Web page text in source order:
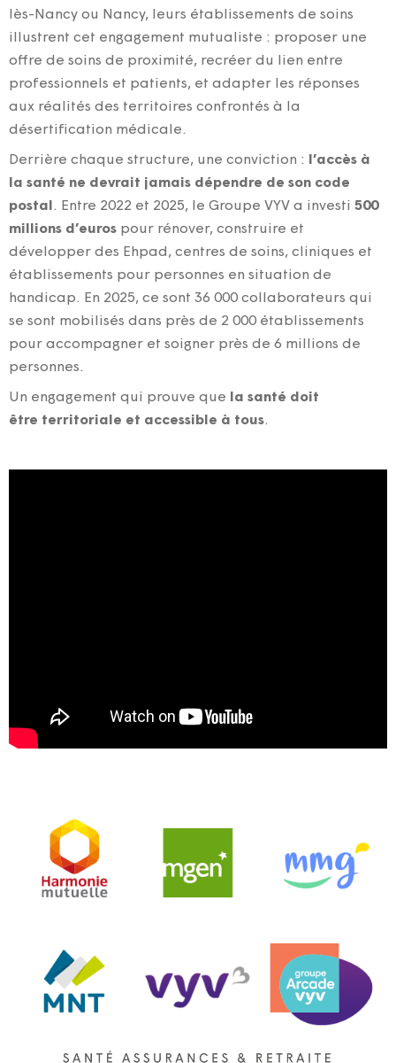
lès-Nancy ou Nancy, leurs établissements de soins
illustrent cet engagement mutualiste : proposer une
offre de soins de proximité, recréer du lien entre
professionnels et patients, et adapter les réponses
aux réalités des territoires confrontés à la
désertification médicale.
Derrière chaque structure, une conviction :
l’accès à
la santé ne devrait jamais dépendre de son code
postal . Entre 2022 et 2025, le Groupe VYV a investi 500
millions d’euros pour rénover, construire et
développer des Ehpad, centres de soins, cliniques et
établissements pour personnes en situation de
handicap. En 2025, ce sont 36 000 collaborateurs qui
se sont mobilisés dans près de 2 000 établissements
pour accompagner et soigner près de 6 millions de
personnes.
Un engagement qui prouve que
la santé doit
être territoriale et accessible à tous.